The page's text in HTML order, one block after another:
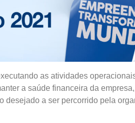
as atividades
a saúde financeira da
desejado a ser percorrido pela